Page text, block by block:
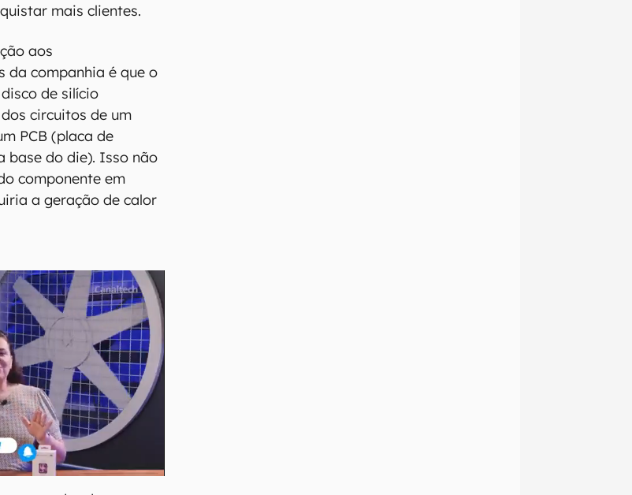
mais clientes.
aos
da companhia é que o
de silício
circuitos de um
PCB (placa de
base do die). Isso não
componente em
a geração de calor